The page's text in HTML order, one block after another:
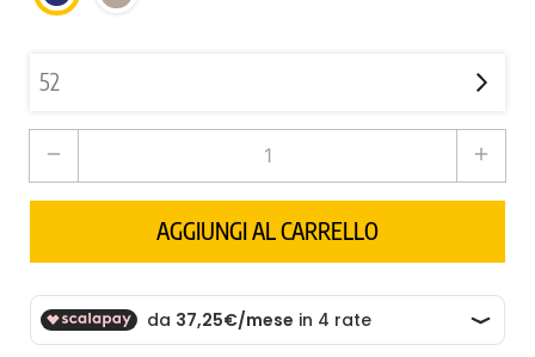
SCURO
remove add
AGGIUNGI AL CARRELLO